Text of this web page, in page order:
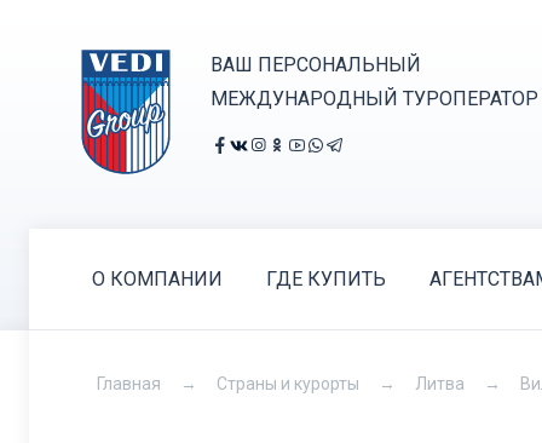
ВАШ ПЕРСОНАЛЬНЫЙ
МЕЖДУНАРОДНЫЙ ТУРОПЕРАТОР
О КОМПАНИИ ГДЕ КУПИТЬ
Главная Страны и курорты Литва